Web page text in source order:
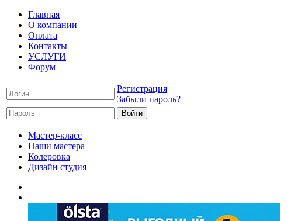
Главная
О компании
Оплата
Контакты
УСЛУГИ
Форум
Регистрация
Забыли пароль?
Мастер-класс
Наши мастера
Колеровка
Дизайн студия